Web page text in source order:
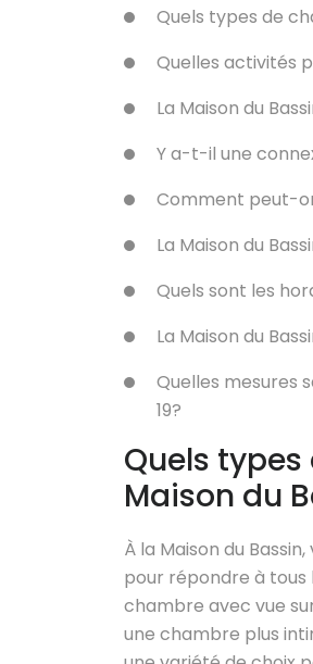
Quels types de
Quelles activités
La Maison du
Y a-t-il une
Comment peut-
La Maison du
Quels sont les
La Maison du
Quelles mesures
19?
Quels
Maison du
À la Maison du
pour répondre à tous
chambre avec vue
une chambre plus